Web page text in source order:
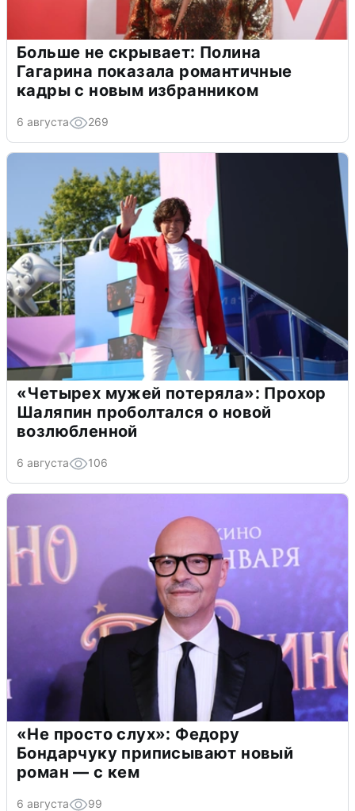
Больше не скрывает: Полина
Гагарина показала романтичные
кадры с новым избранником
6 августа 269
«Четырех мужей потеряла»: Прохор
Шаляпин проболтался о новой
возлюбленной
6 августа 106
«Не просто слух»: Федору
Бондарчуку приписывают новый
роман — с кем
6 августа 99